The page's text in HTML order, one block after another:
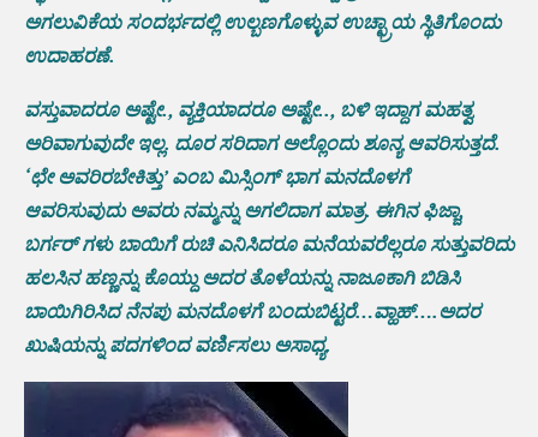
ಅಗಲುವಿಕೆಯ ಸಂದರ್ಭದಲ್ಲಿ ಉಲ್ಬಣಗೊಳ್ಳುವ ಉಚ್ಛ್ರಾಯ ಸ್ಥಿತಿಗೊಂದು
ಉದಾಹರಣೆ.
ವಸ್ತುವಾದರೂ ಅಷ್ಟೇ., ವ್ಯಕ್ತಿಯಾದರೂ ಅಷ್ಟೇ.., ಬಳಿ ಇದ್ದಾಗ ಮಹತ್ವ
ಅರಿವಾಗುವುದೇ ಇಲ್ಲ. ದೂರ ಸರಿದಾಗ ಅಲ್ಲೊಂದು ಶೂನ್ಯ ಆವರಿಸುತ್ತದೆ.
‘ಛೇ ಅವರಿರಬೇಕಿತ್ತು’ ಎಂಬ ಮಿಸ್ಸಿಂಗ್ ಭಾಗ ಮನದೊಳಗೆ
ಆವರಿಸುವುದು ಅವರು ನಮ್ಮನ್ನು ಅಗಲಿದಾಗ ಮಾತ್ರ. ಈಗಿನ ಫಿಜ್ಜಾ,
ಬರ್ಗರ್ ಗಳು ಬಾಯಿಗೆ ರುಚಿ ಎನಿಸಿದರೂ ಮನೆಯವರೆಲ್ಲರೂ ಸುತ್ತುವರಿದು
ಹಲಸಿನ ಹಣ್ಣನ್ನು ಕೊಯ್ದು ಅದರ ತೊಳೆಯನ್ನು ನಾಜೂಕಾಗಿ ಬಿಡಿಸಿ
ಬಾಯಿಗಿರಿಸಿದ ನೆನಪು ಮನದೊಳಗೆ ಬಂದುಬಿಟ್ಟರೆ…ವ್ಹಾಹ್….ಅದರ
ಖುಷಿಯನ್ನು ಪದಗಳಿಂದ ವರ್ಣಿಸಲು ಅಸಾಧ್ಯ.